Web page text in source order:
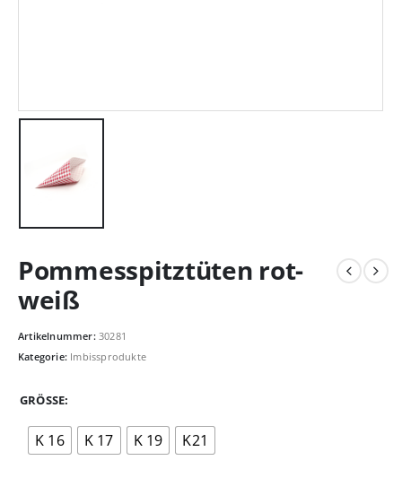
Pommesspitztüten rot-
weiß
Artikelnummer: 30281
Kategorie: Imbissprodukte
GRÖSSE
K 16 K 17 K 19 K21